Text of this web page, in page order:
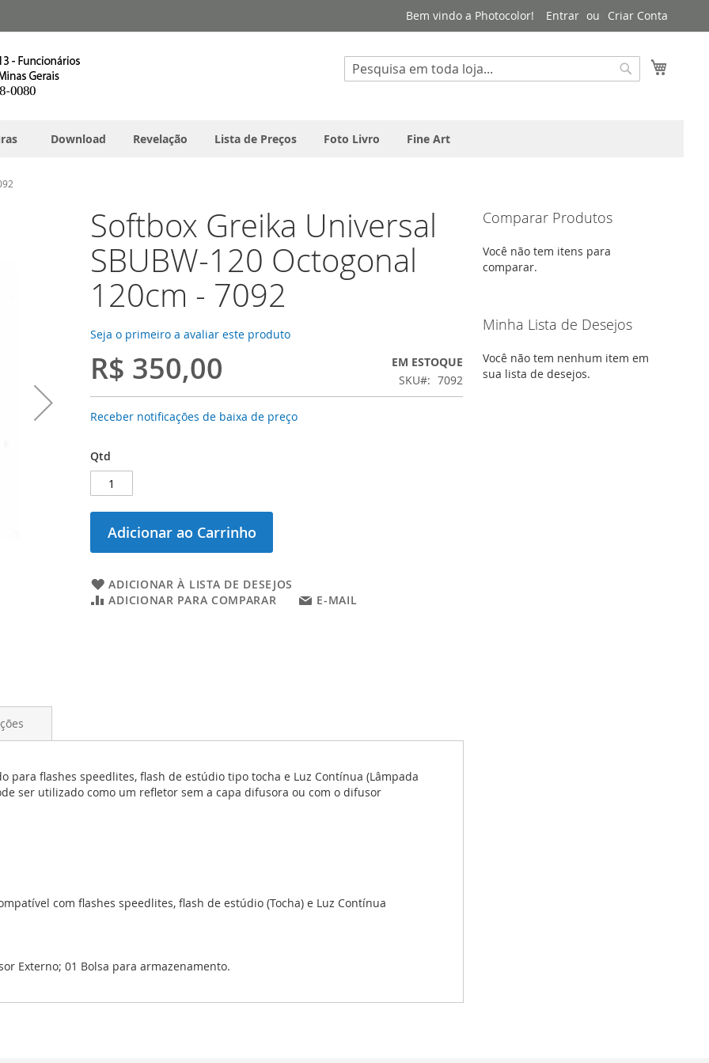
Bem vindo a Photocolor! Entrar Criar Conta
Pesquisa
Download Revelação Lista de Preços Foto Livro Fine Art
Softbox Greika Universal
SBUBW-120 Octogonal
120cm - 7092
Seja o primeiro a avaliar este produto
R$ 350,00
EM ESTOQUE
SKU
7092
Receber notificações de baixa de preço
Qtd
Adicionar ao Carrinho
ADICIONAR À LISTA DE DESEJOS
ADICIONAR PARA COMPARAR
E-MAIL
para flashes speedlites, flash de estúdio tipo tocha e Luz Contínua (Lâmpada
ser utilizado como um refletor sem a capa difusora ou com o difusor
com flashes speedlites, flash de estúdio (Tocha) e Luz Contínua
Externo; 01 Bolsa para armazenamento.
Comparar Produtos
Você não tem itens para
comparar.
Minha Lista de Desejos
Você não tem nenhum item em
sua lista de desejos.